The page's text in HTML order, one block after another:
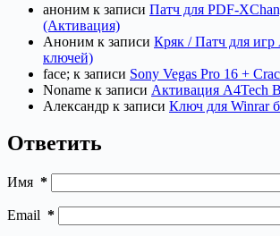
аноним к записи Патч для PDF-
(Активация)
Аноним к записи Кряк / Патч для
ключей)
face; к записи Sony Vegas Pro 16 +
Noname к записи Активация A4Tech
Александр к записи Ключ для Winrar
Ответить
Имя *
Email *